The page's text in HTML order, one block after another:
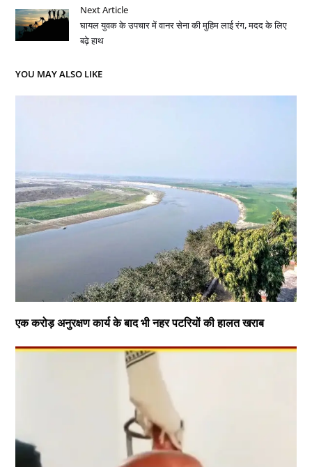
Next Article
घायल युवक के उपचार में वानर सेना की मुहिम लाई रंग, मदद के लिए
बढ़े हाथ
YOU MAY ALSO LIKE
एक करोड़ अनुरक्षण कार्य के बाद भी नहर पटरियों की हालत खराब